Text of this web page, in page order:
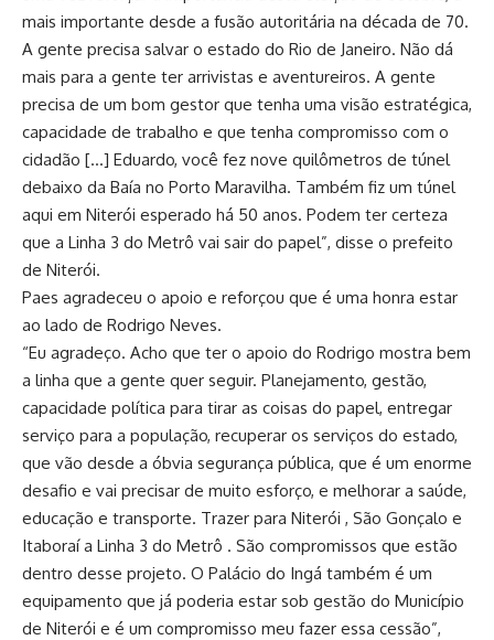
mais importante desde a fusão autoritária na década de 70.
A gente precisa salvar o estado do Rio de Janeiro. Não dá
mais para a gente ter arrivistas e aventureiros. A gente
precisa de um bom gestor que tenha uma visão estratégica,
capacidade de trabalho e que tenha compromisso com o
cidadão […] Eduardo, você fez nove quilômetros de túnel
debaixo da Baía no Porto Maravilha. Também fiz um túnel
aqui em Niterói esperado há 50 anos. Podem ter certeza
que a Linha 3 do Metrô vai sair do papel”, disse o prefeito
de Niterói.
Paes agradeceu o apoio e reforçou que é uma honra estar
ao lado de Rodrigo Neves.
“Eu agradeço. Acho que ter o apoio do Rodrigo mostra bem
a linha que a gente quer seguir. Planejamento, gestão,
capacidade política para tirar as coisas do papel, entregar
serviço para a população, recuperar os serviços do estado,
que vão desde a óbvia segurança pública, que é um enorme
desafio e vai precisar de muito esforço, e melhorar a saúde,
educação e transporte. Trazer para Niterói , São Gonçalo e
Itaboraí a Linha 3 do Metrô . São compromissos que estão
dentro desse projeto. O Palácio do Ingá também é um
equipamento que já poderia estar sob gestão do Município
de Niterói e é um compromisso meu fazer essa cessão”,